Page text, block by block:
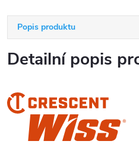
Popis produktu
Detailní popis